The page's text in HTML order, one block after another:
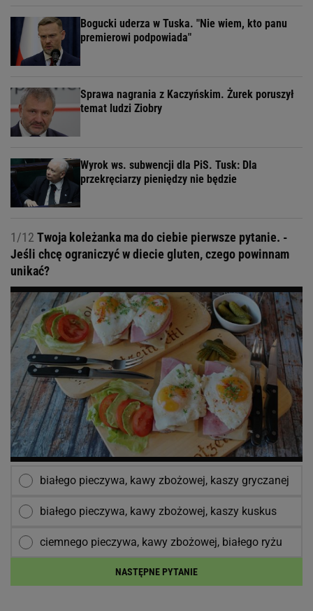
Bogucki uderza w Tuska. "Nie wiem, kto panu
premierowi podpowiada"
Sprawa nagrania z Kaczyńskim. Żurek poruszył
temat ludzi Ziobry
Wyrok ws. subwencji dla PiS. Tusk: Dla
przekręciarzy pieniędzy nie będzie
1/12 Twoja koleżanka ma do ciebie pierwsze pytanie. -
Jeśli chcę ograniczyć w diecie gluten, czego powinnam
unikać?
białego pieczywa, kawy zbożowej, kaszy gryczanej
białego pieczywa, kawy zbożowej, kaszy kuskus
ciemnego pieczywa, kawy zbożowej, białego ryżu
NASTĘPNE PYTANIE